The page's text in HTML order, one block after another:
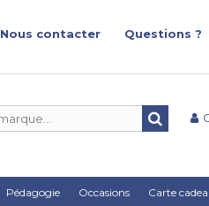
Nous contacter Questions ?
Pédagogie Occasions Carte